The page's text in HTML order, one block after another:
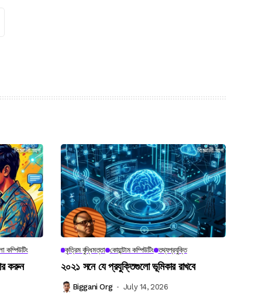
কম্পিউটিং
করুন
কৃত্রিম বুদ্ধিমত্তা কোয়ান্টাম কম্পিউটিং তথ্যপ্রযুক্তি
২০২১ সনে যে প্রযুক্তিগুলো ভূমিকার রাখবে
Biggani Org July 14, 2026